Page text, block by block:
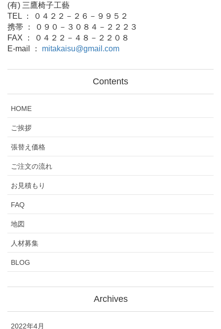
(有) 三鷹椅子工藝
TEL ： ０４２２－２６－９９５２
携帯 ： ０９０－３０８４－２２２３
FAX ： ０４２２－４８－２２０８
E-mail ： mitakaisu@gmail.com
Contents
HOME
ご挨拶
張替え価格
ご注文の流れ
お見積もり
FAQ
地図
人材募集
BLOG
Archives
2022年4月